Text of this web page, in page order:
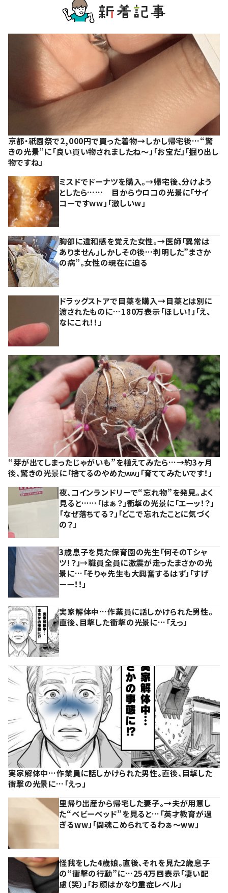
京都・祇園祭で2,000円で買った着物→しかし帰宅後…“驚
きの光景”に「良い買い物されましたね～」「お宝だ」「掘り出し
物ですね」
ミスドでドーナツを購入。→帰宅後、分けよう
としたら…… 目からウロコの光景に「サイ
コーですww」「激しいw」
胸部に違和感を覚えた女性。→医師「異常は
ありません」しかしその後…判明した”まさか
の病”。女性の現在に迫る
ドラッグストアで目薬を購入→目薬とは別に
渡されたものに…180万表示「ほしい！」「え、
なにこれ！！」
“芽が出てしまったじゃがいも”を植えてみたら…→約3ヶ月
後、驚きの光景に「捨てるのやめたｗｗ」「育ててみたいです！」
夜、コインランドリーで“忘れ物”を発見。よく
見ると……「はぁ？」衝撃の光景に「エーッ！？」
「なぜ落ちてる？」「どこで忘れたことに気づく
の？」
3歳息子を見た保育園の先生「何そのTシャ
ツ！？」→職員全員に激震が走ったまさかの光
景に…「そりゃ先生も大興奮するはず」「すげ
ーー！！」
実家解体中…作業員に話しかけられた男性。
直後、目撃した衝撃の光景に…「えっ」
実家解体中…作業員に話しかけられた男性。直後、目撃した
衝撃の光景に…「えっ」
里帰り出産から帰宅した妻子。→夫が用意し
た“ベビーベッド”を見ると…「英才教育が過
ぎるww」「闘魂こめられてるわぁ～ww」
怪我をした4歳娘。直後、それを見た2歳息子
の“衝撃の行動”に…254万回表示「凄い配
慮（笑）」「お顔はかなり重症レベル」